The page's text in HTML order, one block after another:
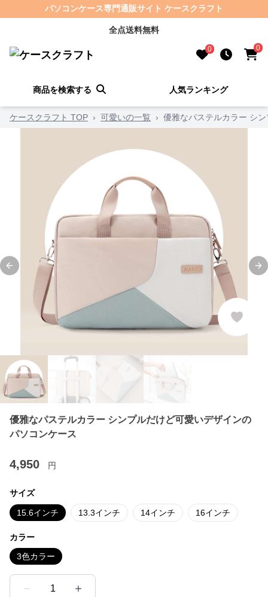
パソコンケース専門通販サイト ケースクラフト
全点送料無料
0 0
商品を検索する 人気ランキング
ケースクラフト TOP › 可愛いの一覧 › 優雅なパステルカラー シ
Previous slide
優雅なパステルカラー シンプルだけど可愛いデザインの
パソコンケース
4,950 円
サイズ
15.6インチ 13.3インチ 14インチ 16インチ
カラー
3色カラー
1